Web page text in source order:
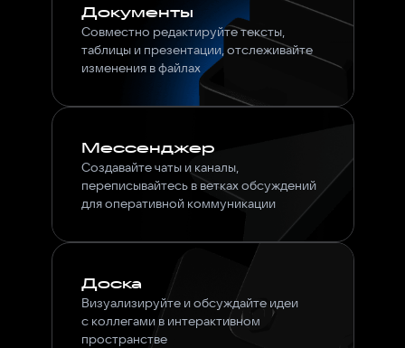
Документы
Совместно редактируйте тексты,
таблицы и презентации, отслеживайте
изменения в файлах
Мессенджер
Создавайте чаты и каналы,
переписывайтесь в ветках обсуждений
для оперативной коммуникации
Доска
Визуализируйте и обсуждайте идеи
с коллегами в интерактивном
пространстве